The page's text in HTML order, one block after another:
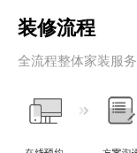
装修流程
全流程整体家装服务